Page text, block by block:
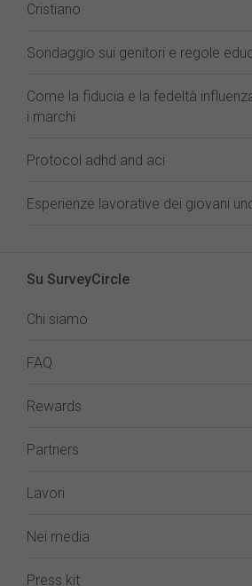
Cristiano
Sondaggio sui genitori e regole
Come la fiducia e la fedeltà
i marchi
Protocol adhd and aci
Esperienze lavorative dei giovani
Su SurveyCircle
Chi siamo
FAQ
Rewards
Partners
Lavori
Nei media
Press kit